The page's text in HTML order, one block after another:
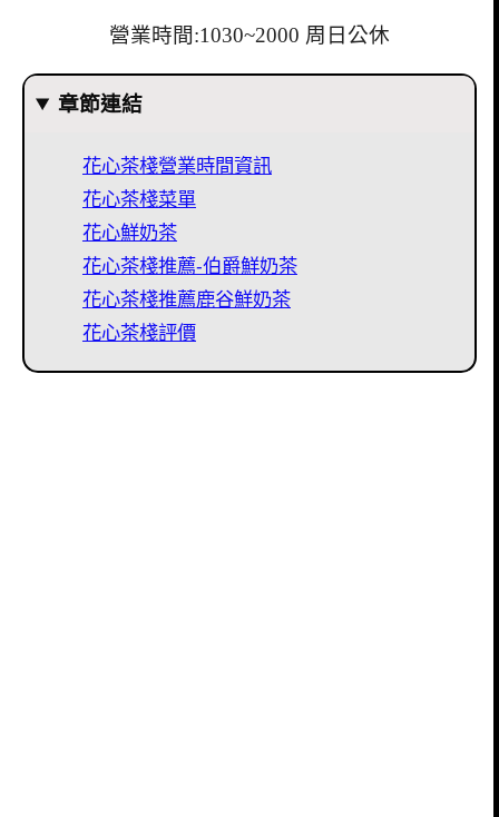
營業時間:1030~2000 周日公休
章節連結
花心茶棧營業時間資訊
花心茶棧菜單
花心鮮奶茶
花心茶棧推薦-伯爵鮮奶茶
花心茶棧推薦鹿谷鮮奶茶
花心茶棧評價